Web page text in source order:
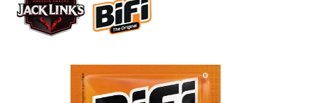
Bildergalerie überspringen